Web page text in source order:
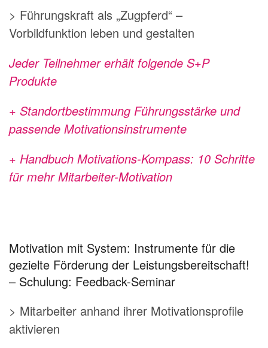
> Führungskraft als „Zugpferd“ –
Vorbildfunktion leben und gestalten
Jeder Teilnehmer erhält folgende S+P
Produkte
+ Standortbestimmung Führungsstärke und
passende Motivationsinstrumente
+ Handbuch Motivations-Kompass: 10 Schritte
für mehr Mitarbeiter-Motivation
Motivation mit System: Instrumente für die
gezielte Förderung der Leistungsbereitschaft!
– Schulung: Feedback-Seminar
> Mitarbeiter anhand ihrer Motivationsprofile
aktivieren